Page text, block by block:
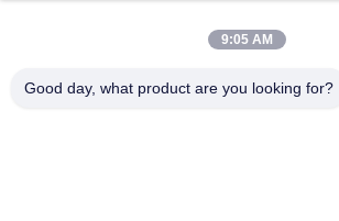
9:05 AM
Good day, what product are you looking for?